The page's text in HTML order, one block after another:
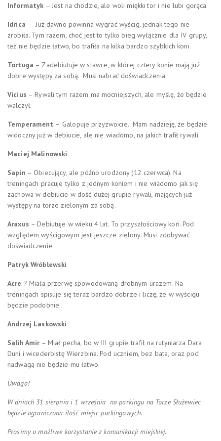
Informatyk – Jest na chodzie, ale woli miękki tor i nie lubi gorąca.
Idrica – Już dawno powinna wygrać wyścig, jednak tego nie
zrobiła. Tym razem, choć jest to tylko bieg wyłącznie dla IV grupy,
też nie będzie łatwo, bo trafiła na kilka bardzo szybkich koni.
Tortuga – Zadebiutuje w stawce, w której cztery konie mają już
dobre występy za sobą. Musi nabrać doświadczenia.
Vicius – Rywali tym razem ma mocniejszych, ale myślę, że będzie
walczył.
Temperament – Galopuje przyzwoicie. Mam nadzieję, że będzie
widoczny już w debiucie, ale nie wiadomo, na jakich trafił rywali.
Maciej Malinowski
Sapin – Obiecujący, ale późno urodzony (12 czerwca). Na
treningach pracuje tylko z jednym koniem i nie wiadomo jak się
zachowa w debiucie w dość dużej grupie rywali, mających już
występy na torze zielonym za sobą.
Araxus – Debiutuje w wieku 4 lat. To przyszłościowy koń. Pod
względem wyścigowym jest jeszcze zielony. Musi zdobywać
doświadczenie.
Patryk Wróblewski
Acre ? Miała przerwę spowodowaną drobnym urazem. Na
treningach spisuje się teraz bardzo dobrze i liczę, że w wyścigu
będzie podobnie.
Andrzej Laskowski
Salih Amir – Miał pecha, bo w III grupie trafił na rutyniarza Dara
Duni i wicederbistę Wierzbina. Pod uczniem, bez bata, oraz pod
nadwagą nie będzie mu łatwo.
Uwaga!
W dniach 31 sierpnia i 1 września na parkingu na Torze Służewiec
będzie ograniczona ilość miejsc parkingowych.
Prosimy o możliwe korzystanie z komunikacji miejskiej.